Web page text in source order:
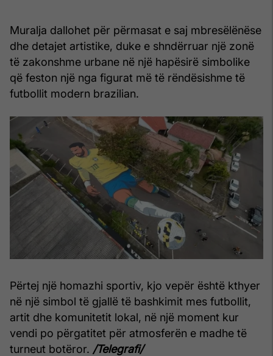
Muralja dallohet për përmasat e saj mbresëlënëse
dhe detajet artistike, duke e shndërruar një zonë
të zakonshme urbane në një hapësirë simbolike
që feston një nga figurat më të rëndësishme të
futbollit modern brazilian.
Përtej një homazhi sportiv, kjo vepër është kthyer
në një simbol të gjallë të bashkimit mes futbollit,
artit dhe komunitetit lokal, në një moment kur
vendi po përgatitet për atmosferën e madhe të
turneut botëror. /Telegrafi/